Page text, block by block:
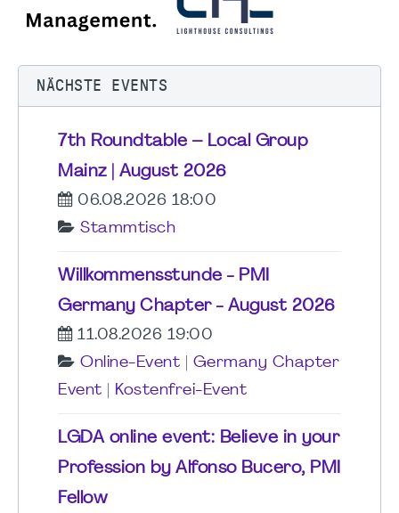
NÄCHSTE EVENTS
7th Roundtable – Local Group
Mainz | August 2026
06.08.2026 18:00
Stammtisch
Willkommensstunde - PMI
Germany Chapter - August 2026
11.08.2026 19:00
Online-Event
Germany Chapter
Event
Kostenfrei-Event
LGDA online event: Believe in your
Profession by Alfonso Bucero, PMI
Fellow